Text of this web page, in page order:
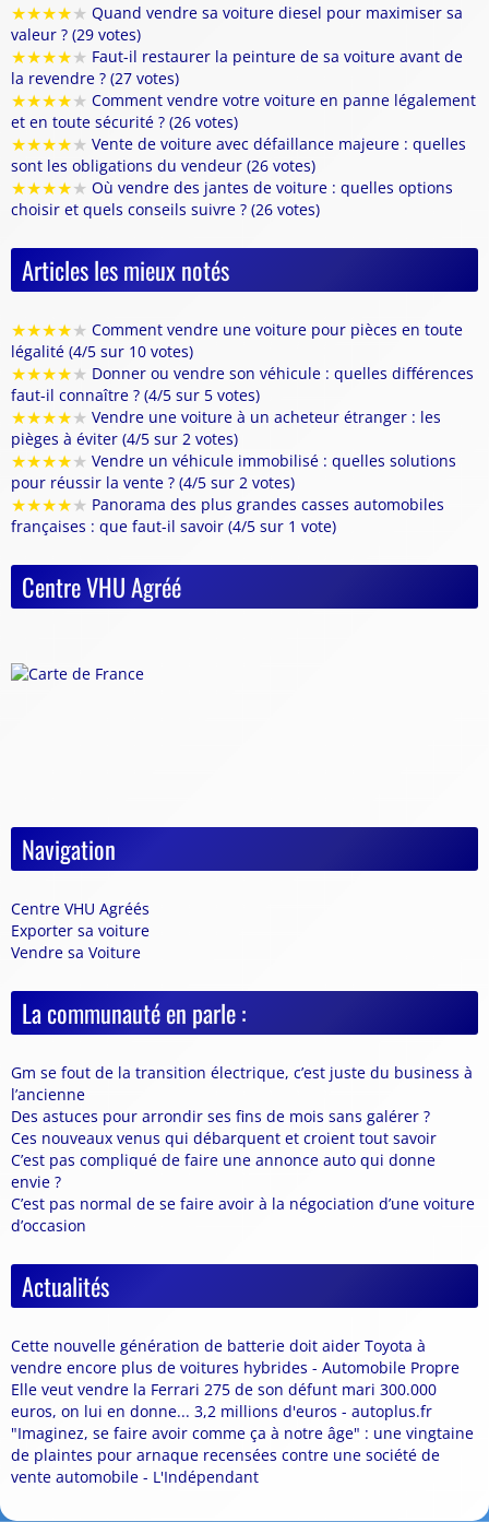
★★★★★ Quand vendre sa voiture diesel pour maximiser sa
valeur ? (29 votes)
★★★★★ Faut-il restaurer la peinture de sa voiture avant de
la revendre ? (27 votes)
★★★★★ Comment vendre votre voiture en panne légalement
et en toute sécurité ? (26 votes)
★★★★★ Vente de voiture avec défaillance majeure : quelles
sont les obligations du vendeur (26 votes)
★★★★★ Où vendre des jantes de voiture : quelles options
choisir et quels conseils suivre ? (26 votes)
Articles les mieux notés
★★★★★ Comment vendre une voiture pour pièces en toute
légalité (4/5 sur 10 votes)
★★★★★ Donner ou vendre son véhicule : quelles différences
faut-il connaître ? (4/5 sur 5 votes)
★★★★★ Vendre une voiture à un acheteur étranger : les
pièges à éviter (4/5 sur 2 votes)
★★★★★ Vendre un véhicule immobilisé : quelles solutions
pour réussir la vente ? (4/5 sur 2 votes)
★★★★★ Panorama des plus grandes casses automobiles
françaises : que faut-il savoir (4/5 sur 1 vote)
Centre VHU Agréé
Navigation
Centre VHU Agréés
Exporter sa voiture
Vendre sa Voiture
La communauté en parle :
Gm se fout de la transition électrique, c’est juste du business à
l’ancienne
Des astuces pour arrondir ses fins de mois sans galérer ?
Ces nouveaux venus qui débarquent et croient tout savoir
C’est pas compliqué de faire une annonce auto qui donne
envie ?
C’est pas normal de se faire avoir à la négociation d’une voiture
d’occasion
Actualités
Cette nouvelle génération de batterie doit aider Toyota à
vendre encore plus de voitures hybrides - Automobile Propre
Elle veut vendre la Ferrari 275 de son défunt mari 300.000
euros, on lui en donne... 3,2 millions d'euros - autoplus.fr
"Imaginez, se faire avoir comme ça à notre âge" : une vingtaine
de plaintes pour arnaque recensées contre une société de
vente automobile - L'Indépendant